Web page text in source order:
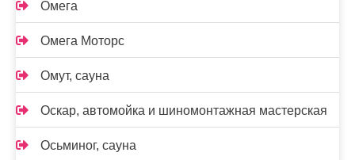
Омега
Омега Моторс
Омут, сауна
Оскар, автомойка и шиномонтажная мастерская
Осьминог, сауна